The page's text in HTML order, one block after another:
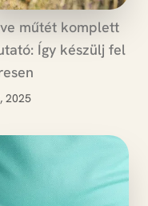
műtét komplett
Így készülj fel
2025